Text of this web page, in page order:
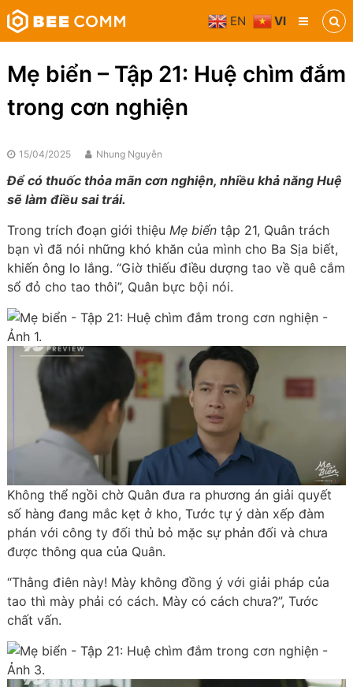
Skip
to
content
Bee
Comm
thông
phương
tiện
Mẹ biển – Tập 21: Huệ chìm đắm
trong cơn nghiện
15/04/2025 Nhung Nguyễn
Để có thuốc thỏa mãn cơn nghiện, nhiều khả năng Huệ
sẽ làm điều sai trái.
Trong trích đoạn giới thiệu Mẹ biểntập 21, Quân trách
bạn vì đã nói những khó khăn của mình cho Ba Sịa biết,
khiến ông lo lắng. “Giờ thiếu điều dượng tao về quê cắm
sổ đỏ cho tao thôi”, Quân bực bội nói.
Không thể ngồi chờ Quân đưa ra phương án giải quyết
số hàng đang mắc kẹt ở kho, Tước tự ý dàn xếp đàm
phán với công ty đối thủ bỏ mặc sự phản đối và chưa
được thông qua của Quân.
“Thằng điên này! Mày không đồng ý với giải pháp của
tao thì mày phải có cách. Mày có cách chưa?”, Tước
chất vấn.
EN VI